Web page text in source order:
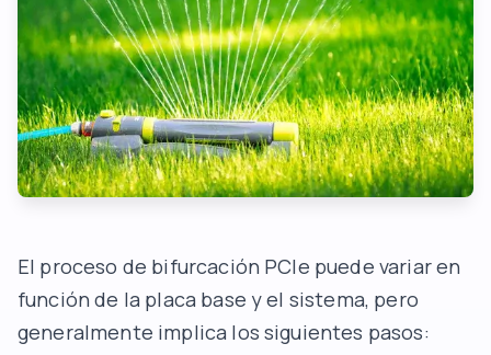
El proceso de bifurcación PCIe puede variar en
función de la placa base y el sistema, pero
generalmente implica los siguientes pasos: